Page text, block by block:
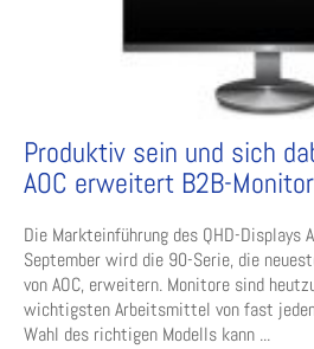
Produktiv sein und sich
AOC erweitert B2B-
Die Markteinführung des QHD-Displays
September wird die 90-Serie, die
von AOC, erweitern. Monitore sind
wichtigsten Arbeitsmittel von fast
Wahl des richtigen Modells kann ...